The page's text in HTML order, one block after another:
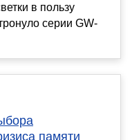
в пользу
серии GW-
памяти